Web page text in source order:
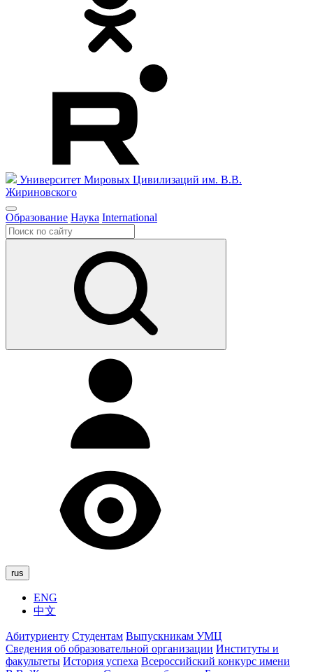
Университет Мировых Цивилизаций им. В.В.
Жириновского
Образование Наука International
rus
ENG
中文
Абитуриенту Студентам Выпускникам УМЦ
Сведения об образовательной организации Институты и
факультеты История успеха Всероссийский конкурс имени